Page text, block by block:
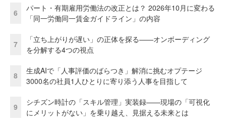
6
パート・有期雇用労働法の改正とは？ 2026年10月に変わる
「同一労働同一賃金ガイドライン」の内容
7
「立ち上がりが遅い」の正体を探る——オンボーディング
を分解する4つの視点
8
生成AIで「人事評価のばらつき」解消に挑むオプテージ
3000名の社員1人ひとりに寄り添う人事を目指して
9
シチズン時計の「スキル管理」実装録——現場の「可視化
にメリットがない」を乗り越え、見据える未来とは